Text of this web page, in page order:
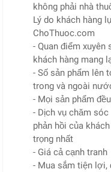
không phải nhà
Lý do khách hàng
ChoThuoc.com
- Quan điểm xuyên
khách hàng mang
- Số sản phẩm lên
trong và ngoài
- Mọi sản phẩm
- Dịch vụ chăm
phản hồi của
trọng nhất
- Giá cả cạnh tranh
- Mua sắm tiện lợi,